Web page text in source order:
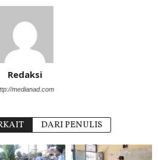
Redaksi
medianad.com
DARI PENULIS